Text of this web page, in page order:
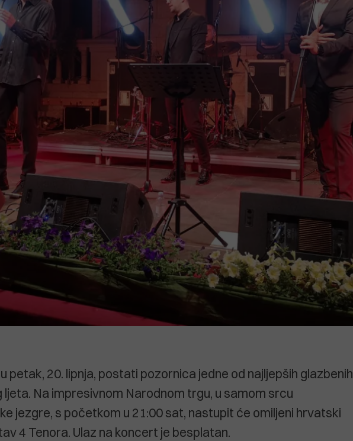
petak, 20. lipnja, postati pozornica jedne od najljepših glazbenih
Na impresivnom Narodnom trgu, u samom srcu
jezgre, s početkom u 21:00 sat, nastupit će omiljeni hrvatski
4 Tenora. Ulaz na koncert je besplatan.